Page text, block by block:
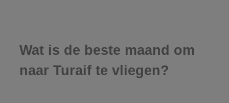
Wat is de beste maand om
naar Turaif te vliegen?